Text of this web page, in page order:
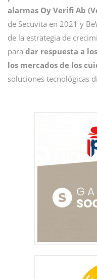
alarmas Oy Verifi Ab
de Secuvita en 2021 y
de la estrategia de
para dar respuesta a
los mercados de los
soluciones tecnológicas